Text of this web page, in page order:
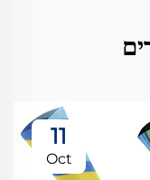
11
Oct